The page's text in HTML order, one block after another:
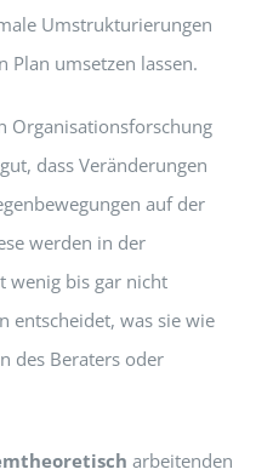
Umstrukturierungen
Plan umsetzen lassen.
Organisationsforschung
dass Veränderungen
auf der
werden in der
wenig bis gar nicht
entscheidet, was sie wie
des Beraters oder
arbeitenden